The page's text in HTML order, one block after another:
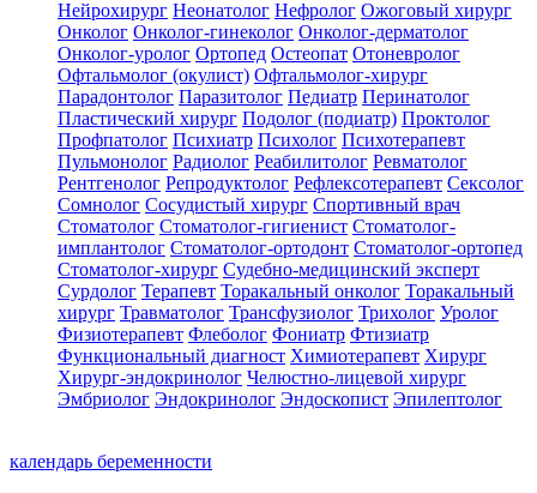
Нейрохирург Неонатолог Нефролог Ожоговый хирург
Онколог Онколог-гинеколог Онколог-дерматолог
Онколог-уролог Ортопед Остеопат Отоневролог
Офтальмолог (окулист) Офтальмолог-хирург
Парадонтолог Паразитолог Педиатр Перинатолог
Пластический хирург Подолог (подиатр) Проктолог
Профпатолог Психиатр Психолог Психотерапевт
Пульмонолог Радиолог Реабилитолог Ревматолог
Рентгенолог Репродуктолог Рефлексотерапевт Сексолог
Сомнолог Сосудистый хирург Спортивный врач
Стоматолог Стоматолог-гигиенист Стоматолог-
имплантолог Стоматолог-ортодонт Стоматолог-ортопед
Стоматолог-хирург Судебно-медицинский эксперт
Сурдолог Терапевт Торакальный онколог Торакальный
хирург Травматолог Трансфузиолог Трихолог Уролог
Физиотерапевт Флеболог Фониатр Фтизиатр
Функциональный диагност Химиотерапевт Хирург
Хирург-эндокринолог Челюстно-лицевой хирург
Эмбриолог Эндокринолог Эндоскопист Эпилептолог
календарь беременности